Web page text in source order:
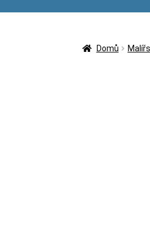
Domů